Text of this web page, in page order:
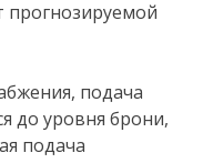
прогнозируемой
подача
до уровня брони,
подача